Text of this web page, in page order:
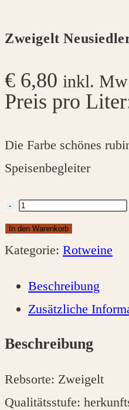
Zweigelt
€ 6,80 inkl.
Preis pro
Die Farbe schönes
Speisenbegleiter
-
Zweigelt
Neusiedlersee
DAC
Menge
In den Warenkorb
Kategorie: Rotweine
Beschreibung
Zusätzliche
Beschreibung
Rebsorte: Zweigelt
Qualitätsstufe: